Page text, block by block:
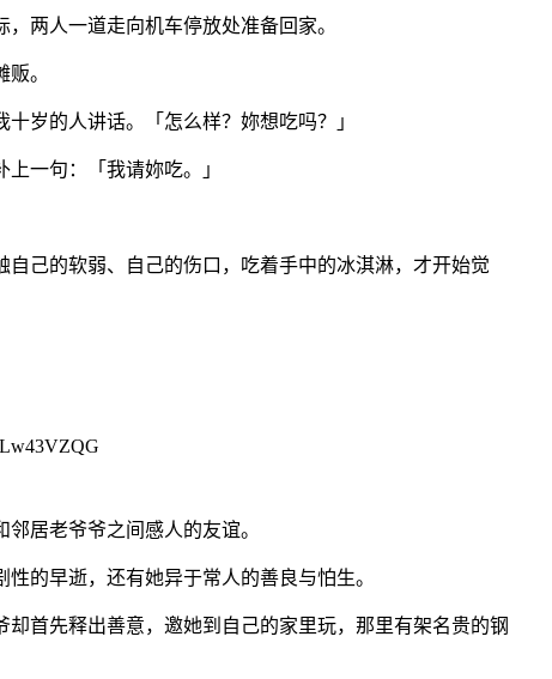
两人一道走向机车停放处准备回家。
。
岁的人讲话。「怎么样？妳想吃吗？」
一句：「我请妳吃。」
己的软弱、自己的伤口，吃着手中的冰淇淋，才开始觉
居老爷爷之间感人的友谊。
的早逝，还有她异于常人的善良与怕生。
首先释出善意，邀她到自己的家里玩，那里有架名贵的钢